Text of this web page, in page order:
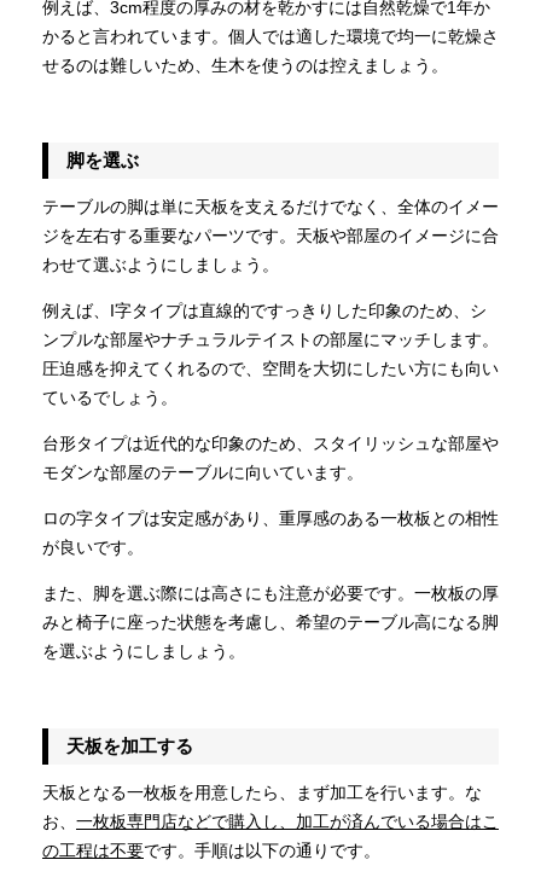
例えば、3cm程度の厚みの材を乾かすには自然乾燥で1年か
かると言われています。個人では適した環境で均一に乾燥さ
せるのは難しいため、生木を使うのは控えましょう。
脚を選ぶ
テーブルの脚は単に天板を支えるだけでなく、全体のイメー
ジを左右する重要なパーツです。天板や部屋のイメージに合
わせて選ぶようにしましょう。
例えば、I字タイプは直線的ですっきりした印象のため、シ
ンプルな部屋やナチュラルテイストの部屋にマッチします。
圧迫感を抑えてくれるので、空間を大切にしたい方にも向い
ているでしょう。
台形タイプは近代的な印象のため、スタイリッシュな部屋や
モダンな部屋のテーブルに向いています。
ロの字タイプは安定感があり、重厚感のある一枚板との相性
が良いです。
また、脚を選ぶ際には高さにも注意が必要です。一枚板の厚
みと椅子に座った状態を考慮し、希望のテーブル高になる脚
を選ぶようにしましょう。
天板を加工する
天板となる一枚板を用意したら、まず加工を行います。な
お、 一枚板専門店などで購入し、加工が済んでいる場合はこ
の工程は不要です。手順は以下の通りです。